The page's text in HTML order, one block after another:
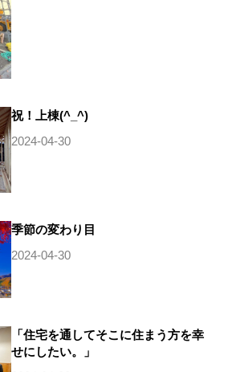
祝！上棟(^_^)
2024-04-30
季節の変わり目
2024-04-30
「住宅を通してそこに住まう方を幸
せにしたい。」